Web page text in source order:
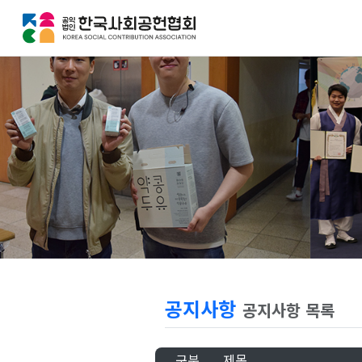
공지사항 공지사항 목록